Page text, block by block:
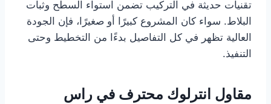
تقنيات حديثة في التركيب تضمن استواء السطح وثبات
البلاط. سواء كان المشروع كبيرًا أو صغيرًا، فإن الجودة
العالية تظهر في كل التفاصيل بدءًا من التخطيط وحتى
التنفيذ.
مقاول انترلوك محترف في راس